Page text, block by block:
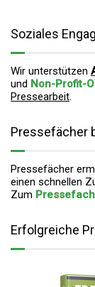
Soziales
Wir unterstützen
und Non-Profit-
Pressearbeit.
Pressefächer
Pressefächer
einen schnellen
Zum
Erfolgreiche